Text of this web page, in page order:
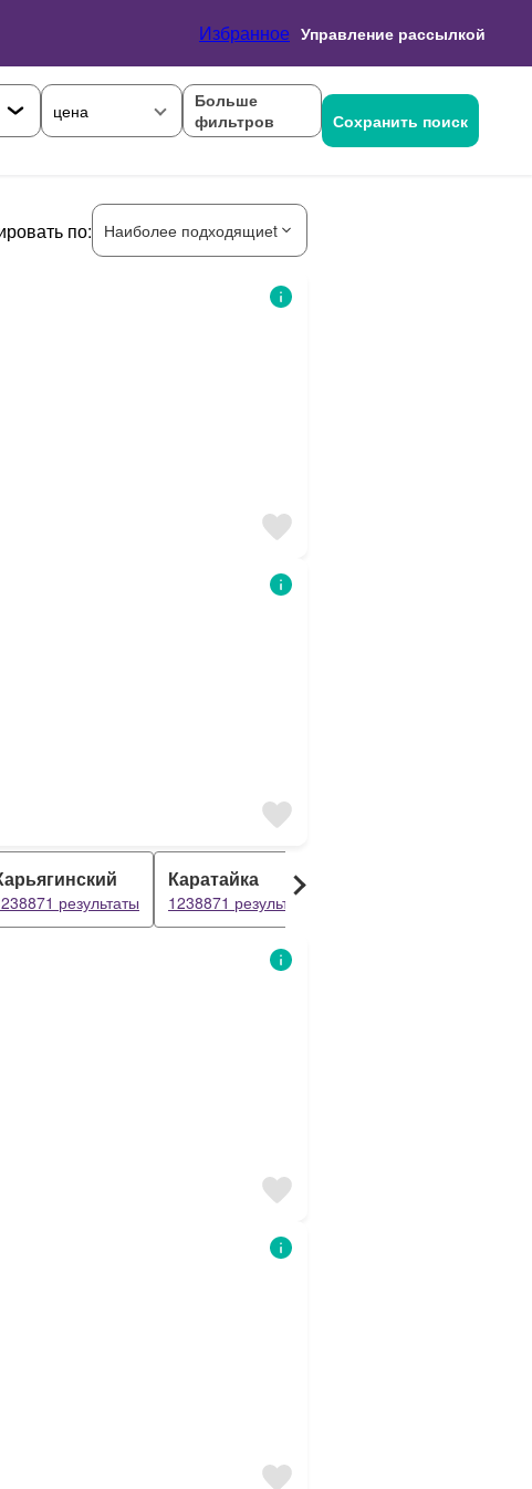
Избранное Управление рассылкой
цена
Больше
фильтров
Сохранить поиск
по: Наиболее подходящиеt
результаты
Каратайка
1238871 результаты